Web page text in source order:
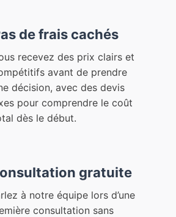
de frais cachés
recevez des prix clairs et
avant de prendre
décision, avec des devis
pour comprendre le coût
dès le début.
gratuite
à notre équipe lors d’une
consultation sans